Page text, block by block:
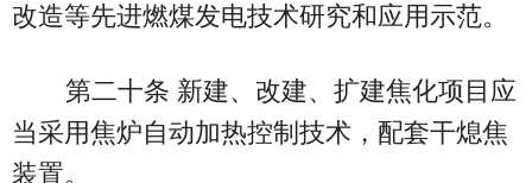
改造等先进燃煤发电技术研究和应用示范。
第二十条 新建、改建、扩建焦化项目应
当采用焦炉自动加热控制技术，配套干熄焦
装置。